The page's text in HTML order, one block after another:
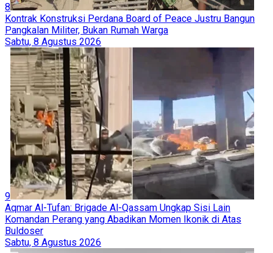
8
Kontrak Konstruksi Perdana Board of Peace Justru Bangun
Pangkalan Militer, Bukan Rumah Warga
Sabtu, 8 Agustus 2026
9
Aqmar Al-Tufan: Brigade Al-Qassam Ungkap Sisi Lain
Komandan Perang yang Abadikan Momen Ikonik di Atas
Buldoser
Sabtu, 8 Agustus 2026